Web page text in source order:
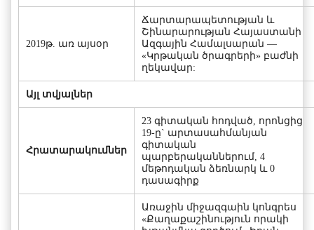
2019թ. առ այսօր
Ճարտարապետության և
Շինարարության Հայաստանի
Ազգային Համալսարան —
«Կրթական ծրագրերի» բաժնի
ղեկավար:
Այլ տվյալներ
Հրատարակումներ
23 գիտական հոդված, որոնցից
19-ը` արտասահմանյան
գիտական
պարբերականներում, 4
մեթոդական ձեռնարկ և 0
դասագիրք
Առաջին միջազգաին կոնգրես
«Քաղաքաշինություն որակի